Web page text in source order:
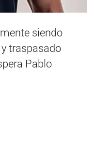
siendo
traspasado
Pablo